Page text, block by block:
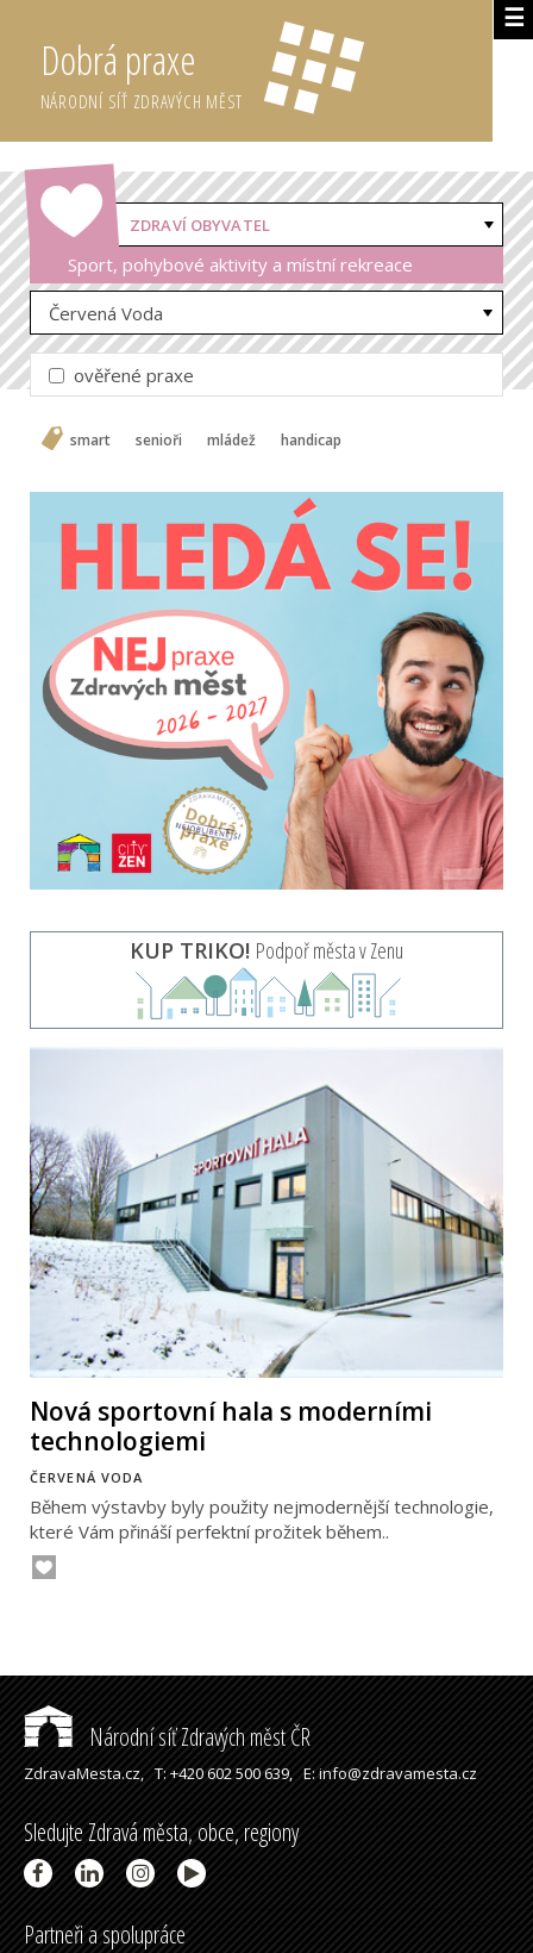
☰
Dobrá praxe
NÁRODNÍ SÍŤ ZDRAVÝCH MĚST
ZDRAVÍ OBYVATEL
Sport, pohybové aktivity a místní rekreace
Červená Voda
ověřené praxe
smart senioři mládež handicap
KUP TRIKO! Podpoř města v Zenu
Nová sportovní hala s moderními
technologiemi
ČERVENÁ VODA
Během výstavby byly použity nejmodernější technologie,
které Vám přináší perfektní prožitek během..
Národní síť Zdravých měst ČR
ZdravaMesta.cz,T: +420 602 500 639,E: info@zdravamesta.cz
Sledujte Zdravá města, obce, regiony
Partneři a spolupráce